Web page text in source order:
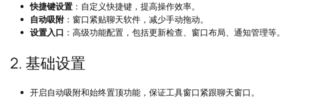
快捷键设置 ：自定义快捷键，提高操作效率。
自动吸附：窗口紧贴聊天软件，减少手动拖动。
设置入口 ：高级功能配置，包括更新检查、窗口布局、通知管理等。
2. 基础设置
开启自动吸附和始终置顶功能，保证工具窗口紧跟聊天窗口。